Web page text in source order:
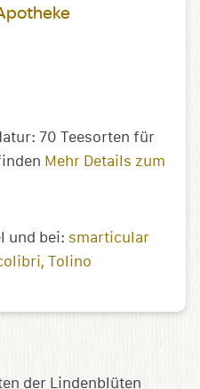
70 Teesorten für
Mehr Details zum
und bei: smarticular
Tolino
der Lindenblüten